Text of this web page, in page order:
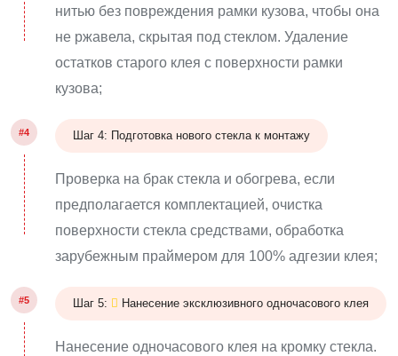
нитью без повреждения рамки кузова, чтобы она
не ржавела, скрытая под стеклом. Удаление
остатков старого клея с поверхности рамки
кузова;
#4 Шаг 4: Подготовка нового стекла к монтажу
Проверка на брак стекла и обогрева, если
предполагается комплектацией, очистка
поверхности стекла средствами, обработка
зарубежным праймером для 100% адгезии клея;
#5 Шаг 5: Нанесение эксклюзивного одночасового клея
Нанесение одночасового клея на кромку стекла.